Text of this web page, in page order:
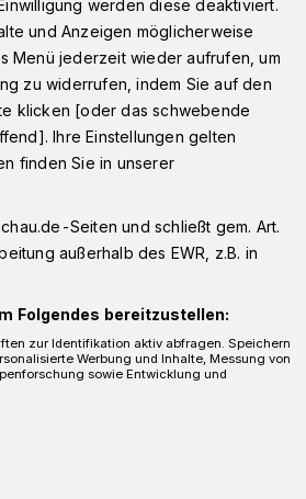
Montag
werden diese deaktiviert.
und Anzeigen möglicherweise
Menü jederzeit wieder aufrufen, um
zu widerrufen, indem Sie auf den
klicken [oder das schwebende
Ihre Einstellungen gelten
finden Sie in unserer
Seiten und schließt gem. Art.
außerhalb des EWR, z.B. in
Folgendes bereitzustellen:
zur Identifikation aktiv abfragen. Speichern
Werbung und Inhalte, Messung von
sowie Entwicklung und